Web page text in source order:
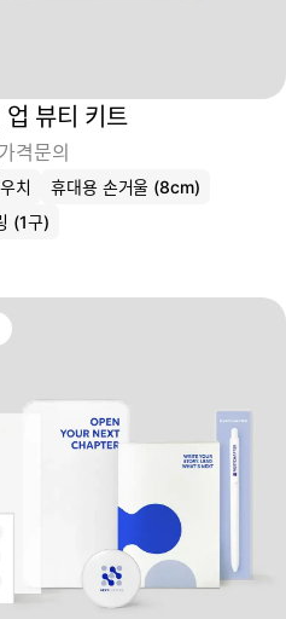
업 뷰티 키트
가격문의
치
휴대용 손거울 (8cm)
(1구)